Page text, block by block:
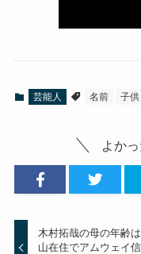
芸能人 名前 子供
よか
木村拓哉の母の年齢
山在住でアムウェイ信